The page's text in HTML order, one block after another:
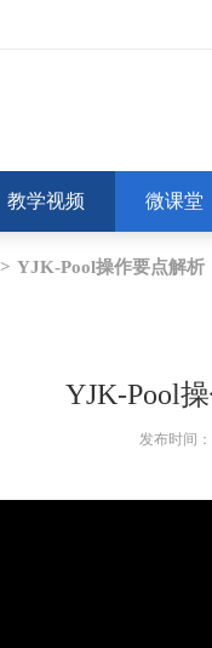
教学视频 微课堂
> YJK-Pool操作要点解析
YJK-Pool
发布时间